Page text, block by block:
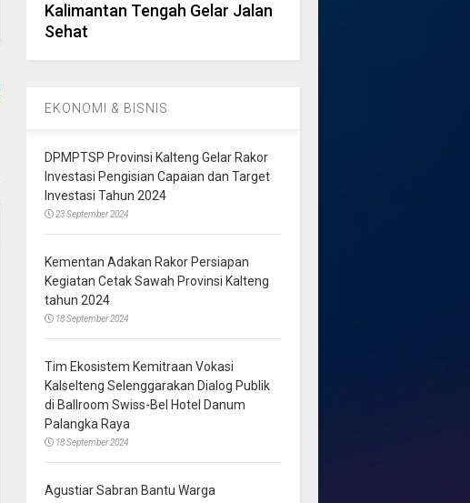
Kalimantan Tengah Gelar Jalan
Sehat
EKONOMI & BISNIS
DPMPTSP Provinsi Kalteng Gelar Rakor
Investasi Pengisian Capaian dan Target
Investasi Tahun 2024
23 September 2024
Kementan Adakan Rakor Persiapan
Kegiatan Cetak Sawah Provinsi Kalteng
tahun 2024
18 September 2024
Tim Ekosistem Kemitraan Vokasi
Kalselteng Selenggarakan Dialog Publik
di Ballroom Swiss-Bel Hotel Danum
Palangka Raya
18 September 2024
Agustiar Sabran Bantu Warga